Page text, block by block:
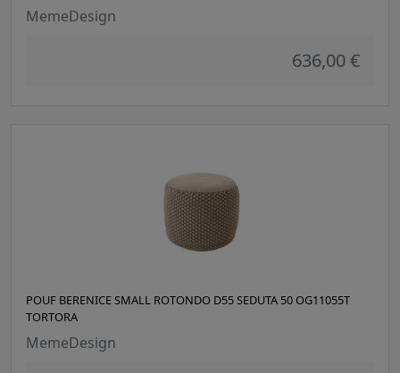
MemeDesign
636,00 €
POUF BERENICE SMALL ROTONDO D55 SEDUTA 50 OG11055T
TORTORA
MemeDesign